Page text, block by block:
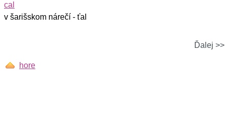
cal
v šarišskom nárečí - ťal
Ďalej >>
hore